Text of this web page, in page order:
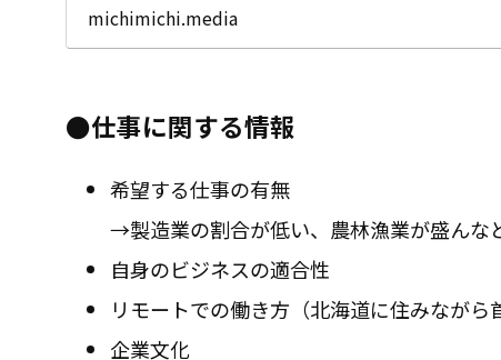
michimichi.media
●仕事に関する情報
希望する仕事の有無
→製造業の割合が低い、農林漁業が盛んな
自身のビジネスの適合性
リモートでの働き方（北海道に住みながら
企業文化